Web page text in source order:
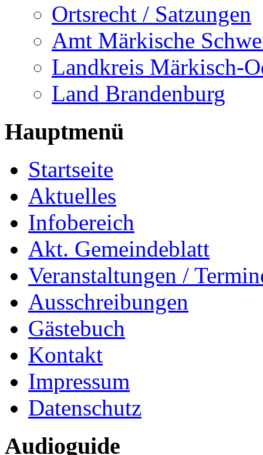
Ortsrecht / Satzungen
Amt Märkische
Landkreis Märkisch-
Land Brandenburg
Hauptmenü
Startseite
Aktuelles
Infobereich
Akt. Gemeindeblatt
Veranstaltungen /
Ausschreibungen
Gästebuch
Kontakt
Impressum
Datenschutz
Audioguide